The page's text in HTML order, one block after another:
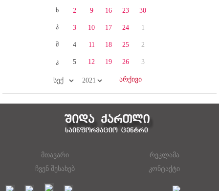
ხ
პ
შ
კ
2
3
4
5
9
10
11
12
16
17
18
19
23
24
25
26
30
1
2
3
მთავარი
რეკლამა
ჩვენ შესახებ
კონტაქტი